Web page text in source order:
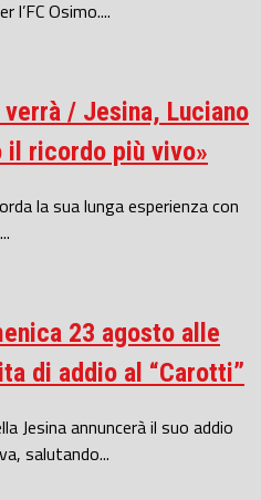
l’FC Osimo....
/ Jesina, Luciano
il ricordo più vivo»
la sua lunga esperienza con
23 agosto alle
di addio al “Carotti”
Jesina annuncerà il suo addio
salutando...